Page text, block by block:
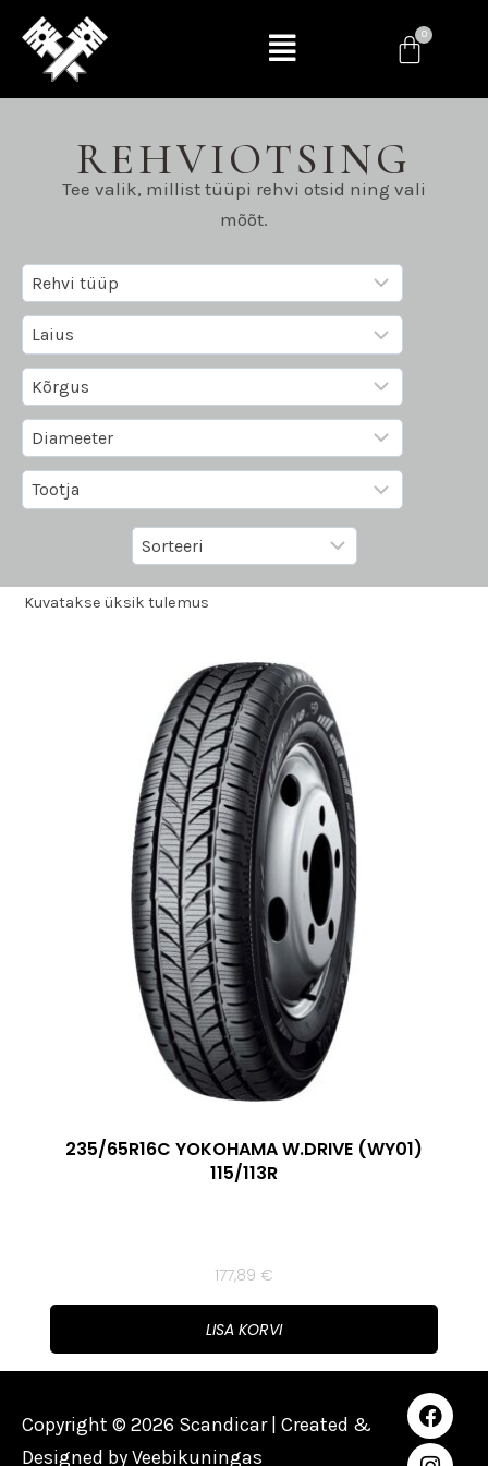
REHVIOTSING
Tee valik, millist tüüpi rehvi otsid ning vali
mõõt.
Kuvatakse üksik tulemus
235/65R16C YOKOHAMA W.DRIVE (WY01)
115/113R
177,89 €
LISA KORVI
Copyright © 2026 Scandicar | Created &
Designed byVeebikuningas